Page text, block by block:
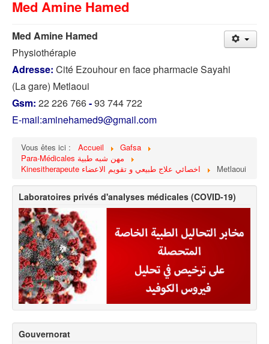
Med Amine Hamed
Med Amine Hamed
Physiothérapie
Adresse: Cité Ezouhour en face pharmacie Sayahi
(La gare) Metlaoui
Gsm: 22 226 766-93 744 722
E-mail:aminehamed9@gmail.com
Vous êtes ici : Accueil
Gafsa
Para-Médicales مهن شبه طبية
Metlaoui
Laboratoires privés d'analyses médicales (COVID-19)
Gouvernorat